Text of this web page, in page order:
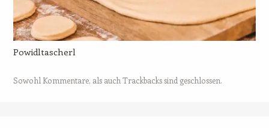
Powidltascherl
Sowohl Kommentare, als auch Trackbacks sind geschlossen.